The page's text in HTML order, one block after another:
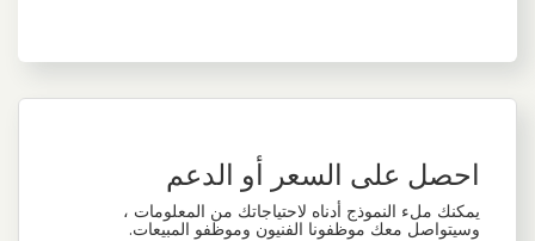
احصل على السعر أو الدعم
يمكنك ملء النموذج أدناه لاحتياجاتك من المعلومات ،
وسيتواصل معك موظفونا الفنيون وموظفو المبيعات.